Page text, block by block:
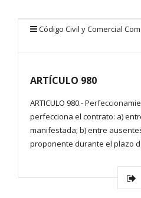
Código Civil y Comercial
ARTÍCULO 980
ARTICULO 980.-
perfecciona el contrato: a)
manifestada; b) entre
proponente durante el plazo